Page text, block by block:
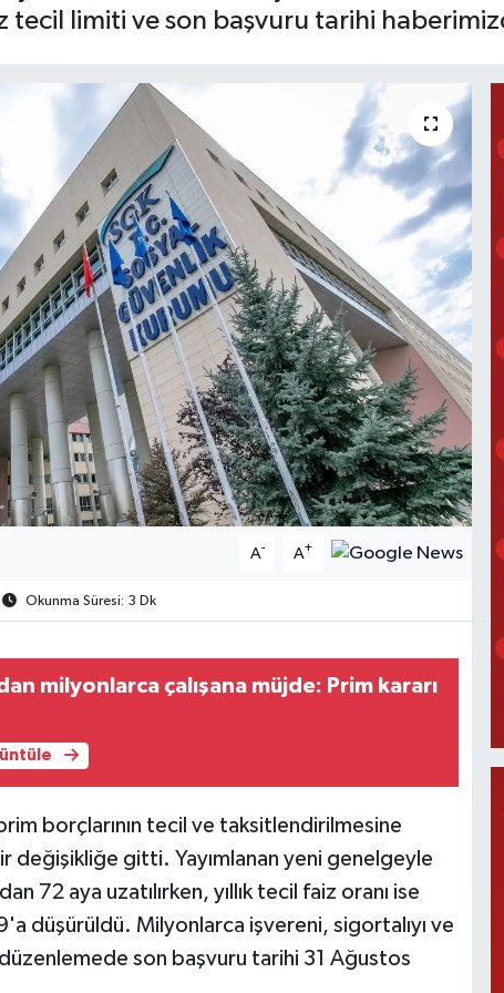
tecil limiti ve son başvuru tarihi
A- A+
Okunma Süresi: 3 Dk
milyonlarca çalışana müjde: Prim kararı
borçlarının tecil ve taksitlendirilmesine
değişikliğe gitti. Yayımlanan yeni genelgeyle
72 aya uzatılırken, yıllık tecil faiz oranı ise
düşürüldü. Milyonlarca işvereni, sigortalıyı ve
son başvuru tarihi 31 Ağustos